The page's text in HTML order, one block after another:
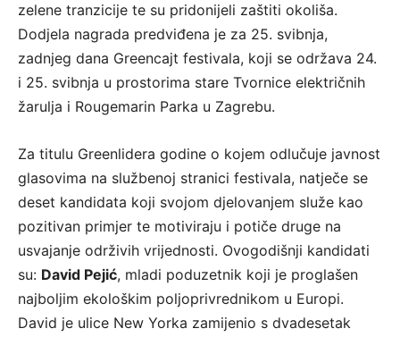
zelene tranzicije te su pridonijeli zaštiti okoliša.
Dodjela nagrada predviđena je za 25. svibnja,
zadnjeg dana Greencajt festivala, koji se održava 24.
i 25. svibnja u prostorima stare Tvornice električnih
žarulja i Rougemarin Parka u Zagrebu.
Za titulu Greenlidera godine o kojem odlučuje javnost
glasovima na službenoj stranici festivala, natječe se
deset kandidata koji svojom djelovanjem služe kao
pozitivan primjer te motiviraju i potiče druge na
usvajanje održivih vrijednosti. Ovogodišnji kandidati
su: David Pejić, mladi poduzetnik koji je proglašen
najboljim ekološkim poljoprivrednikom u Europi.
David je ulice New Yorka zamijenio s dvadesetak